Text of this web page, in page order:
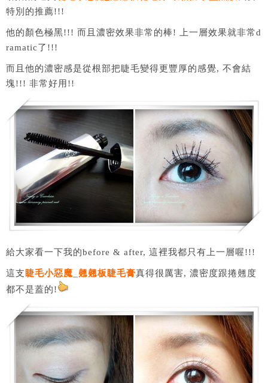
特別的推薦!!!
他的顏色極黑!!! 而且濃密效果非常的棒! 上一層效果就非常d
ramatic了!!!
而且他的濃密感是從根部把睫毛變得更豐厚的感覺, 不會結
塊!!! 非常好用!!
給大家看一下我的before & after, 這裡我都只有上一層喔!!!
這支 睫毛小惡魔_翹翹板睫毛膏真得很厲害, 濃密度跟捲翹度
都不是蓋的!